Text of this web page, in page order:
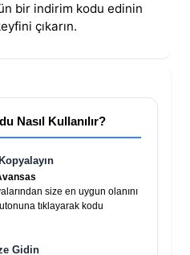
bir indirim kodu edinin
çıkarın.
Nasıl Kullanılır?
size en uygun olanını
tıklayarak kodu
Gidin